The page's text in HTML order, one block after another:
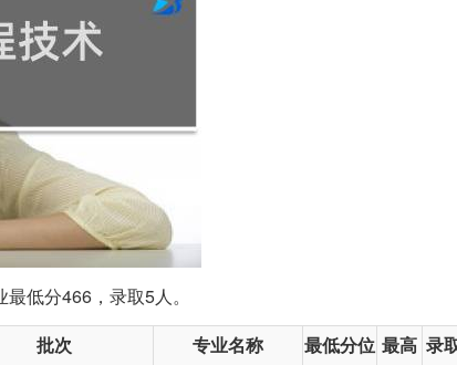
低分466，录取5人。
批次 专业名称
最低分位 最高 录